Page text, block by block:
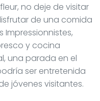
no deje de visitar
de una comida
Impressionnistes,
y cocina
una parada en el
ser entretenida
jóvenes visitantes.